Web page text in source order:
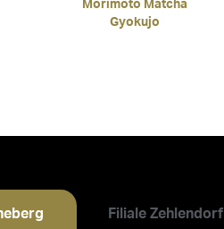
Morimoto Matcha
Gyokujo
Filiale Zehlendorf